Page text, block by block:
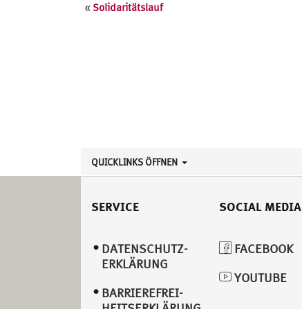
Veranstaltung
« Solidaritätslauf
QUICKLINKS ÖFFNEN
SERVICE
DATENSCHUTZ­
ERKLÄRUNG
BARRIEREFREI­
SOCIAL MEDIA
FACEBOOK
YOUTUBE